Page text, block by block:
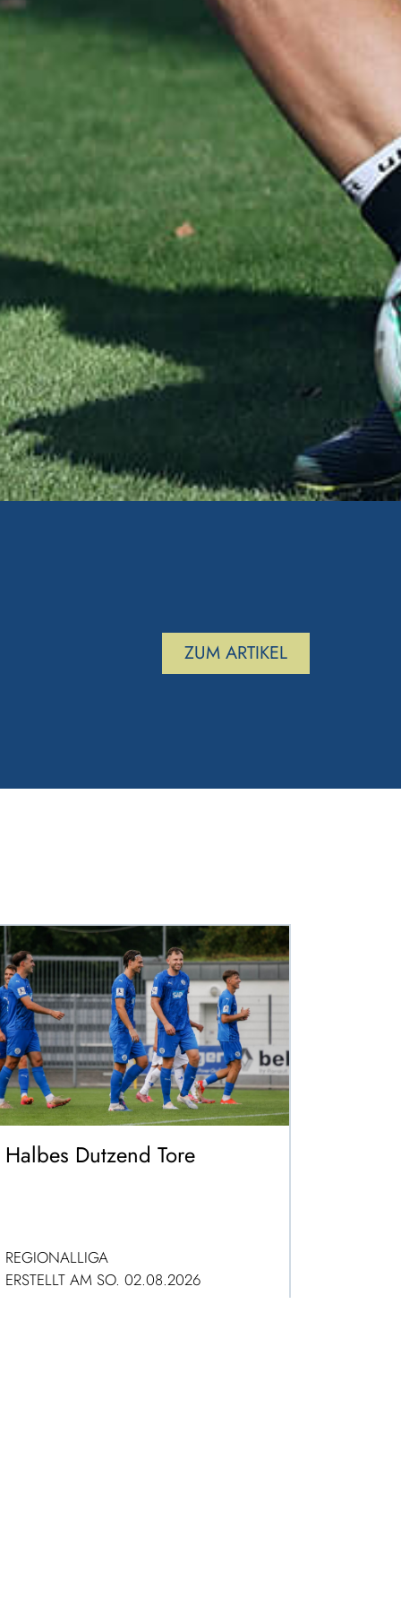
ZUM ARTIKEL
Halbes Dutzend Tore
REGIONALLIGA
ERSTELLT AM SO. 02.08.2026